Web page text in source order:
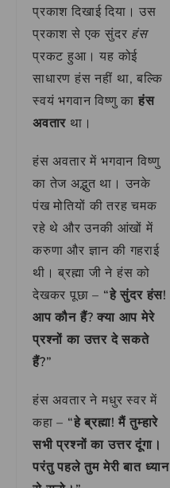
प्रकाश दिखाई दिया। उस
प्रकाश से एक सुंदर हंस
प्रकट हुआ। यह कोई
साधारण हंस नहीं था, बल्कि
स्वयं भगवान विष्णु काहंस
अवतार था।
हंस अवतार में भगवान विष्णु
का तेज अद्भुत था। उनके
पंख मोतियों की तरह चमक
रहे थे और उनकी आंखों में
करुणा और ज्ञान की गहराई
थी। ब्रह्मा जी ने हंस को
देखकर पूछा – “हे सुंदर हंस!
आप कौन हैं? क्या आप मेरे
प्रश्नों का उत्तर दे सकते
हैं?”
हंस अवतार ने मधुर स्वर में
कहा – “हे ब्रह्मा! मैं तुम्हारे
सभी प्रश्नों का उत्तर दूंगा।
परंतु पहले तुम मेरी बात ध्यान